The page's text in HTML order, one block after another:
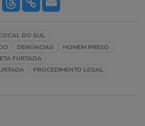
DO SUL
DENÚNCIAS
HOMEM PRESO
FURTADA
PROCEDIMENTO LEGAL